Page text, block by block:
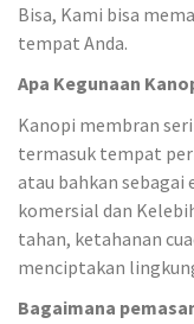
Bisa, Kami bisa
tempat Anda.
Apa Kegunaan
Kanopi membran
termasuk tempat
atau bahkan sebagai
komersial dan
tahan, ketahanan
menciptakan
Bagaimana